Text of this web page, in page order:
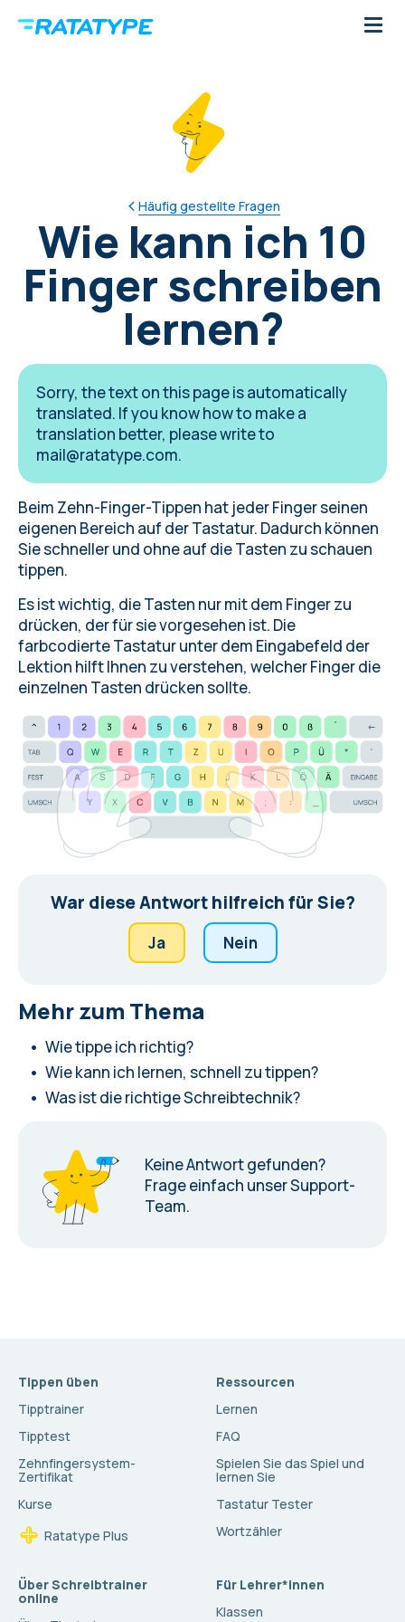
Häufig gestellte Fragen
Wie kann ich 10
Finger schreiben
lernen?
Sorry, the text on this page is automatically
translated. If you know how to make a
translation better, please write to
mail@ratatype.com.
Beim Zehn-Finger-Tippen hat jeder Finger seinen
eigenen Bereich auf der Tastatur. Dadurch können
Sie schneller und ohne auf die Tasten zu schauen
tippen.
Es ist wichtig, die Tasten nur mit dem Finger zu
drücken, der für sie vorgesehen ist. Die
farbcodierte Tastatur unter dem Eingabefeld der
Lektion hilft Ihnen zu verstehen, welcher Finger die
einzelnen Tasten drücken sollte.
War diese Antwort hilfreich für Sie?
Ja Nein
Mehr zum Thema
Wie tippe ich richtig?
Wie kann ich lernen, schnell zu tippen?
Was ist die richtige Schreibtechnik?
Keine Antwort gefunden?
Frage einfach unser Support-
Team.
Tippen üben
Tipptrainer
Tipptest
Zehnfingersystem-
Zertifikat
Kurse
Ratatype Plus
Ressourcen
Lernen
FAQ
Spielen Sie das Spiel und
lernen Sie
Tastatur Tester
Wortzähler
Über Schreibtrainer
online
Für Lehrer*innen
Klassen